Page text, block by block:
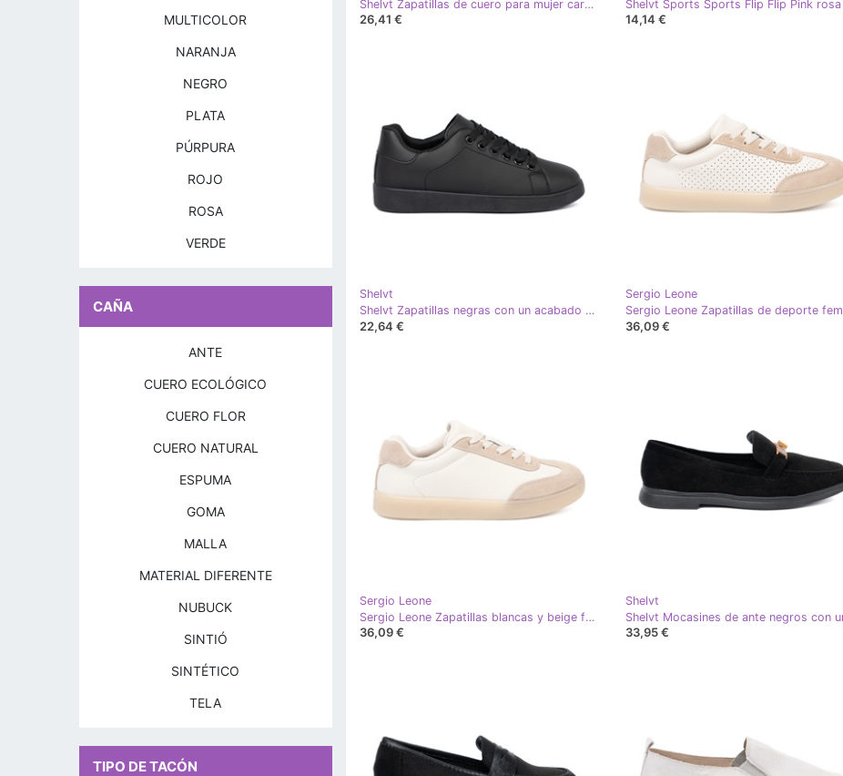
Shelvt Zapatillas de cuero para mujer caramelo
26,41 €
Shelvt Sports Sports Flip Flip Pink rosa
14,14 €
Shelvt
Shelvt Zapatillas negras con un acabado mate y un cordón negro
22,64 €
Sergio Leone
36,09 €
Sergio Leone
Sergio Leone Zapatillas blancas y beige femeninas
36,09 €
Shelvt
33,95 €
MULTICOLOR
NARANJA
NEGRO
PLATA
PÚRPURA
ROJO
ROSA
VERDE
CAÑA
ANTE
CUERO ECOLÓGICO
CUERO FLOR
CUERO NATURAL
ESPUMA
GOMA
MALLA
MATERIAL DIFERENTE
NUBUCK
SINTIÓ
SINTÉTICO
TELA
TIPO DE TACÓN